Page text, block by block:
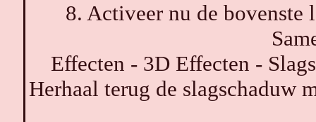
8. Activeer nu de
Effecten - 3D Effecten -
Herhaal terug de slagschaduw